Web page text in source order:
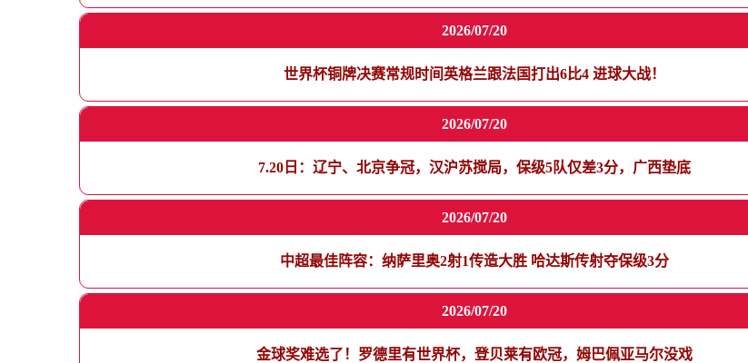
2026/07/20
世界杯铜牌决赛常规时间英格兰跟法国打出6比4 进球大战！
2026/07/20
7.20日：辽宁、北京争冠，汉沪苏搅局，保级5队仅差3分，广西垫底
2026/07/20
中超最佳阵容：纳萨里奥2射1传造大胜 哈达斯传射夺保级3分
2026/07/20
金球奖难选了！罗德里有世界杯，登贝莱有欧冠，姆巴佩亚马尔没戏